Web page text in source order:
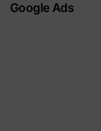
Google Ads